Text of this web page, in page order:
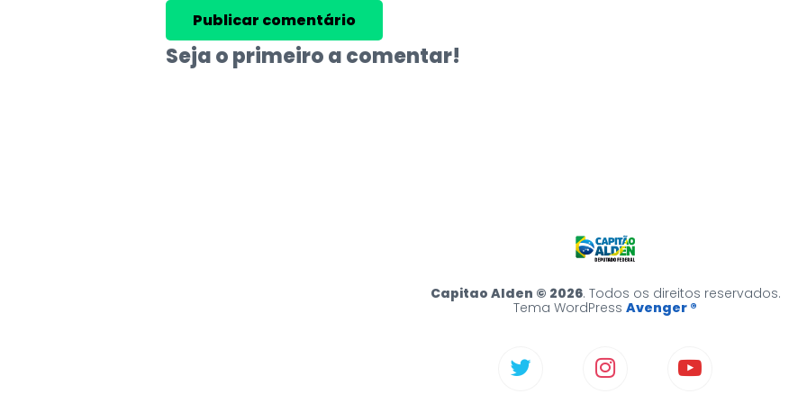
Seja o primeiro a comentar!
Capitao Alden © 2026. Todos os direitos reservados.
Tema WordPress Avenger ®